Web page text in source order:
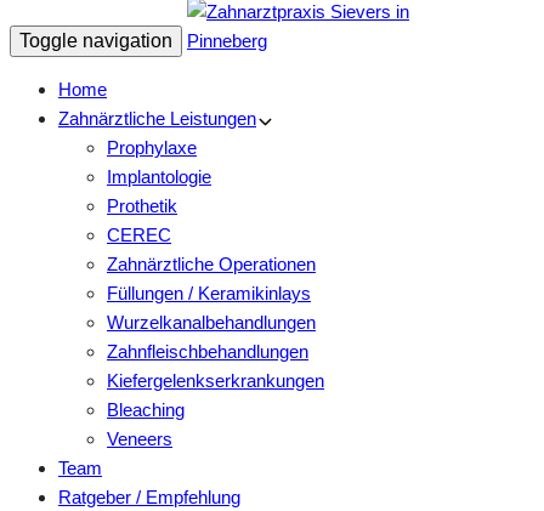
Toggle navigation
Home
Zahnärztliche Leistungen
Prophylaxe
Implantologie
Prothetik
CEREC
Zahnärztliche Operationen
Füllungen / Keramikinlays
Wurzelkanalbehandlungen
Zahnfleischbehandlungen
Kiefergelenkserkrankungen
Bleaching
Veneers
Team
Ratgeber / Empfehlung